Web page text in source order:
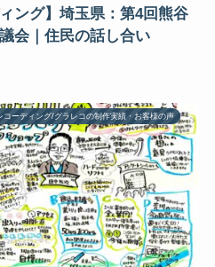
ング】埼玉県：第4回熊谷
会｜住民の話し合い
コーディング/グラレコの制作実績・お客様の声